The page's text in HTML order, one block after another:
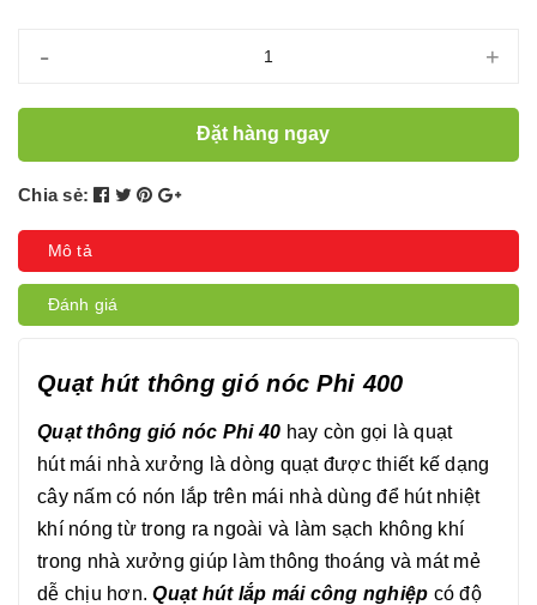
- +
Đặt hàng ngay
Chia sẻ:
Mô tả
Đánh giá
Quạt hút thông gió nóc Phi 400
Quạt thông gió nóc Phi 40 hay còn gọi là quạt
hút mái nhà xưởng là dòng quạt được thiết kế dạng
cây nấm có nón lắp trên mái nhà dùng để hút nhiệt
khí nóng từ trong ra ngoài và làm sạch không khí
trong nhà xưởng giúp làm thông thoáng và mát mẻ
dễ chịu hơn.Quạt hút lắp mái công nghiệp có độ